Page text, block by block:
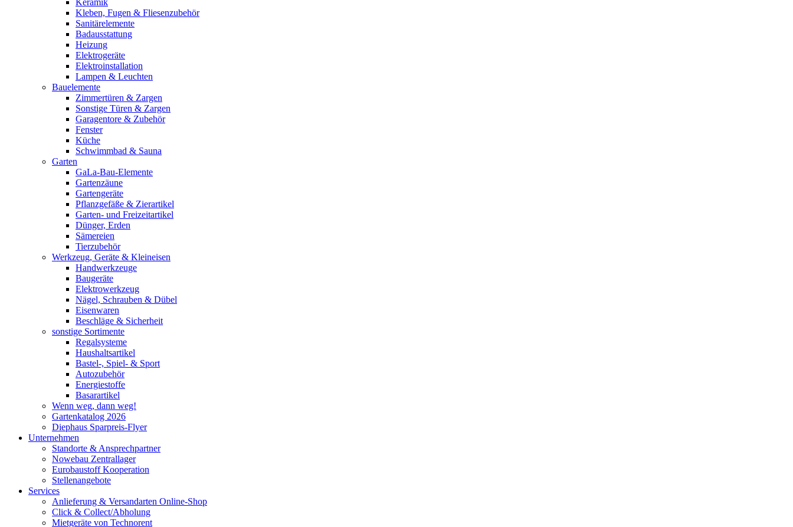
Keramik
Kleben, Fugen & Fliesenzubehör
Sanitärelemente
Badausstattung
Heizung
Elektrogeräte
Elektroinstallation
Lampen & Leuchten
Bauelemente
Zimmertüren & Zargen
Sonstige Türen & Zargen
Garagentore & Zubehör
Fenster
Küche
Schwimmbad & Sauna
Garten
GaLa-Bau-Elemente
Gartenzäune
Gartengeräte
Pflanzgefäße & Zierartikel
Garten- und Freizeitartikel
Dünger, Erden
Sämereien
Tierzubehör
Werkzeug, Geräte & Kleineisen
Handwerkzeuge
Baugeräte
Elektrowerkzeug
Nägel, Schrauben & Dübel
Eisenwaren
Beschläge & Sicherheit
sonstige Sortimente
Regalsysteme
Haushaltsartikel
Bastel-, Spiel- & Sport
Autozubehör
Energiestoffe
Basarartikel
Wenn weg, dann weg!
Gartenkatalog 2026
Diephaus Sparpreis-Flyer
Unternehmen
Standorte & Ansprechpartner
Nowebau Zentrallager
Eurobaustoff Kooperation
Stellenangebote
Services
Anlieferung & Versandarten Online-Shop
Click & Collect/Abholung
Mietgeräte von Technorent